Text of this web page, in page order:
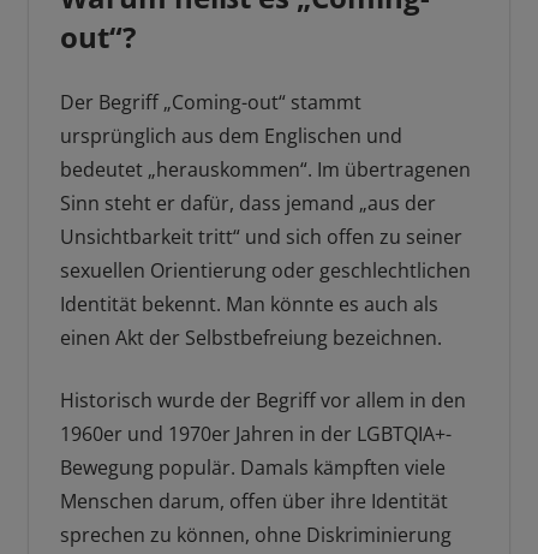
out“?
Der Begriff „Coming-out“ stammt
ursprünglich aus dem Englischen und
bedeutet „herauskommen“. Im übertragenen
Sinn steht er dafür, dass jemand „aus der
Unsichtbarkeit tritt“ und sich offen zu seiner
sexuellen Orientierung oder geschlechtlichen
Identität bekennt. Man könnte es auch als
einen Akt der Selbstbefreiung bezeichnen.
Historisch wurde der Begriff vor allem in den
1960er und 1970er Jahren in der LGBTQIA+-
Bewegung populär. Damals kämpften viele
Menschen darum, offen über ihre Identität
sprechen zu können, ohne Diskriminierung